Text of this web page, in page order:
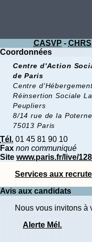
CASVP - CHRS
Coordonnées
Centre d'Action
de Paris
Centre
Réinsertion Sociale
Peupliers
8/14 rue de la
75013 Paris
Tél. 01 45 81 90 10
Fax non communiqué
Site www.paris.fr/live/
Services aux
Avis aux candidats
Nous vous invitons à
Alerte Mél.